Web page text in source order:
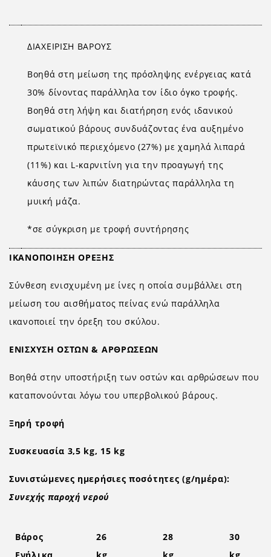
ΔΙΑΧΕΙΡΙΣΗ ΒΑΡΟΥΣ
Βοηθά στη μείωση της πρόσληψης ενέργειας κατά
30% δίνοντας παράλληλα τον ίδιο όγκο τροφής.
Βοηθά στη λήψη και διατήρηση ενός ιδανικού
σωματικού βάρους συνδυάζοντας ένα αυξημένο
πρωτεϊνικό περιεχόμενο (27%) με χαμηλά λιπαρά
(11%) και L-καρνιτίνη για την προαγωγή της
κάυσης των λιπών διατηρώντας παράλληλα τη
μυική μάζα.
*σε σύγκριση με τροφή συντήρησης
ΙΚΑΝΟΠΟΙΗΣΗ ΟΡΕΞΗΣ
Σύνθεση ενισχυμένη με ίνες η οποία συμβάλλει στη
μείωση του αισθήματος πείνας ενώ παράλληλα
ικανοποιεί την όρεξη του σκύλου.
ΕΝΙΣΧΥΣΗ ΟΣΤΩΝ & ΑΡΘΡΩΣΕΩΝ
Βοηθά στην υποστήριξη των οστών και αρθρώσεων που
καταπονούνται λόγω του υπερβολικού βάρους.
Ξηρή τροφή
Συσκευασία 3,5 kg, 15 kg
Συνιστώμενες ημερήσιες ποσότητες (g/ημέρα):
Συνεχής παροχή νερού
Βάρος
26
28
30